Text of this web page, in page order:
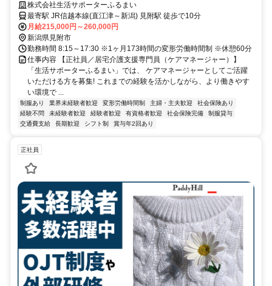
入・土日休み／経験者は即戦力！
株式会社生活サポーターふるまい
最寄駅 JR信越本線(直江津～新潟) 見附駅 徒歩で10分
月給215,000円～260,000円
新潟県見附市
勤務時間 8:15～17:30 ※1ヶ月173時間の変形労働時間制 ※休憩60分
仕事内容 【正社員／居宅介護支援専門員（ケアマネージャー）】
「生活サポーターふるまい」では、 ケアマネージャーとしてご活躍
いただける方を募集! これまでの経験を活かしながら、より働きやす
い環境で ...
制服あり 業界未経験者歓迎 変形労働時間制 主婦・主夫歓迎
社会保険あり
経験不問
未経験者歓迎 経験者歓迎 有資格者歓迎 社会保険完備
制服貸与
交通費支給
長期歓迎 シフト制 賞与年2回あり
正社員